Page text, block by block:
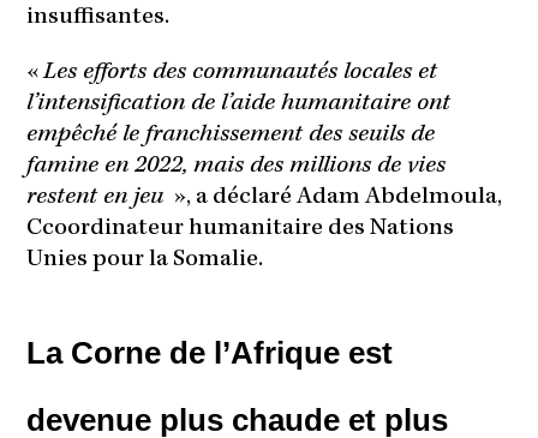
insuffisantes.
«Les efforts des communautés locales et
l’intensification de l’aide humanitaire ont
empêché le franchissement des seuils de
famine en 2022, mais des millions de vies
restent en jeu », a déclaré Adam Abdelmoula,
Ccoordinateur humanitaire des Nations
Unies pour la Somalie.
La Corne de l’Afrique est
devenue plus chaude et plus